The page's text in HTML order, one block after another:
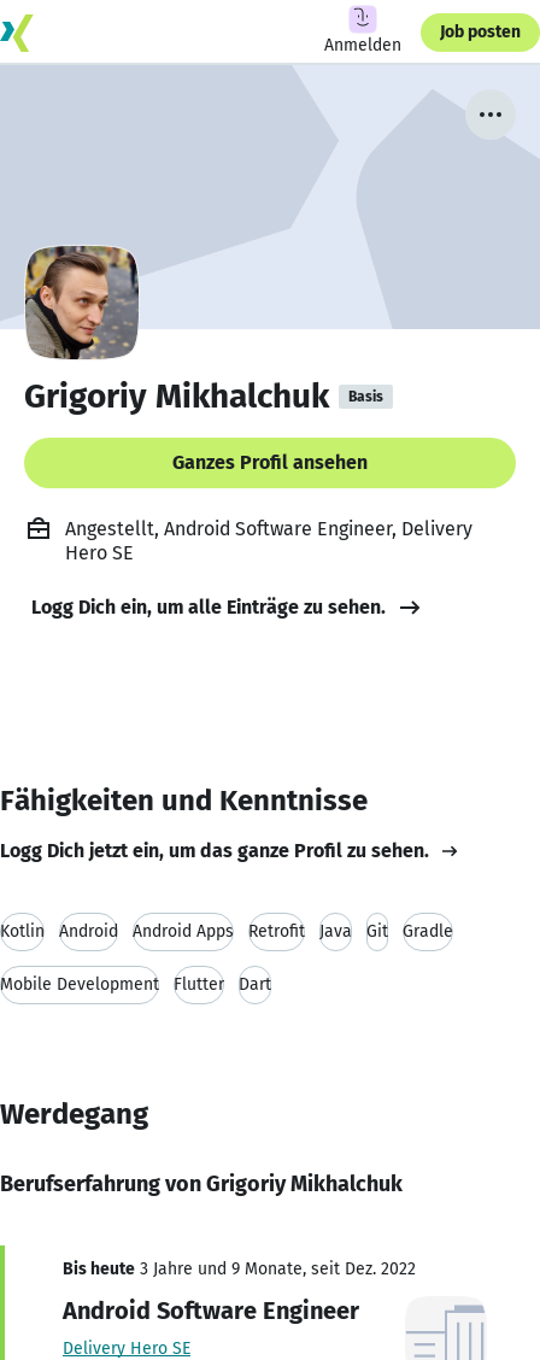
Anmelden
Job posten
Grigoriy Mikhalchuk Basis
Ganzes Profil ansehen
Angestellt, Android Software Engineer, Delivery
Hero SE
Logg Dich ein, um alle Einträge zu sehen.
Fähigkeiten und Kenntnisse
Logg Dich jetzt ein, um das ganze Profil zu sehen.
Kotlin Android Android Apps Retrofit Java Git Gradle
Mobile Development Flutter Dart
Werdegang
Berufserfahrung von Grigoriy Mikhalchuk
Bis heute 3 Jahre und 9 Monate, seit Dez. 2022
Android Software Engineer
Delivery Hero SE